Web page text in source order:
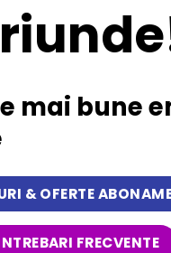
mai bune
& OFERTE
FRECVENTE